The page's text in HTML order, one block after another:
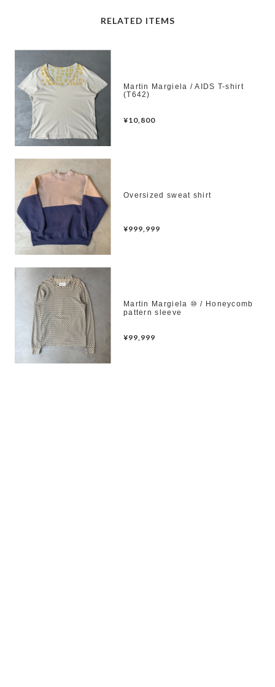
RELATED ITEMS
Martin Margiela / AIDS T-shirt
(T642)
¥10,800
Oversized sweat shirt
¥999,999
Martin Margiela ⑩ / Honeycomb
pattern sleeve
¥99,999